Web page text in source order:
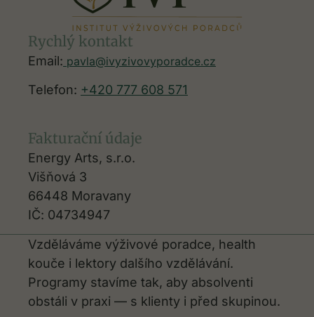
Rychlý kontakt
Email: pavla@ivyzivovyporadce.cz
Telefon: +420 777 608 571
Fakturační údaje
Energy Arts, s.r.o.
Višňová 3
66448 Moravany
IČ: 04734947
Vzděláváme výživové poradce, health
kouče i lektory dalšího vzdělávání.
Programy stavíme tak, aby absolventi
obstáli v praxi — s klienty i před skupinou.